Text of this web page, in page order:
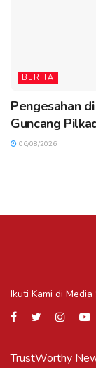
BERITA
Pengesahan
Guncang
06/08/2026
Ikuti Kami di Media
TrustWorthy